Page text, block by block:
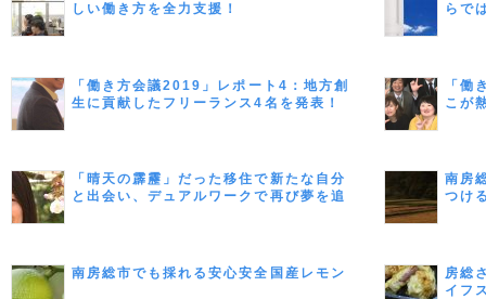
しい働き方を全力支援！
らで
「働き方会議2019」レポート4：地方創
生に貢献したフリーランス4名を発表！
「働
こが
「晴天の霹靂」だった移住で新たな自分
と出会い、デュアルワークで再び夢を追
南房
つけ
南房総市でも採れる安心安全国産レモン
房総
イフ